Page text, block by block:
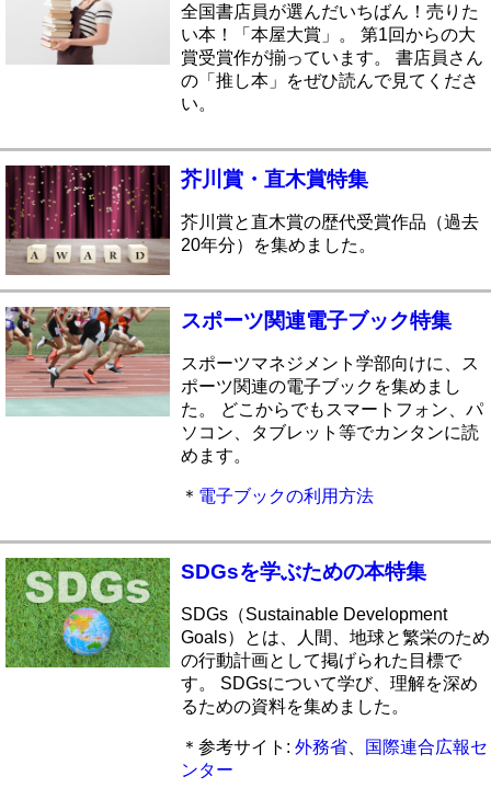
全国書店員が選んだいちばん！売りた
い本！「本屋大賞」。 第1回からの大
賞受賞作が揃っています。 書店員さん
の「推し本」をぜひ読んで見てくださ
い。
芥川賞・直木賞特集
芥川賞と直木賞の歴代受賞作品（過去
20年分）を集めました。
スポーツ関連電子ブック特集
スポーツマネジメント学部向けに、ス
ポーツ関連の電子ブックを集めまし
た。 どこからでもスマートフォン、パ
ソコン、タブレット等でカンタンに読
めます。
＊ 電子ブックの利用方法
SDGsを学ぶための本特集
SDGs（Sustainable Development
Goals）とは、人間、地球と繁栄のため
の行動計画として掲げられた目標で
す。 SDGsについて学び、理解を深め
るための資料を集めました。
＊参考サイト: 外務省
国際連合広報セ
ンター